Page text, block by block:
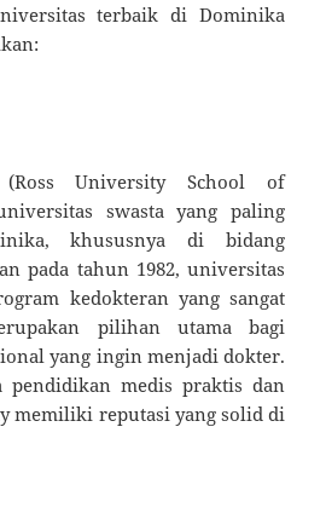
terbaik di Dominika
(Ross University School of
swasta yang paling
khususnya di bidang
pada tahun 1982, universitas
kedokteran yang sangat
pilihan utama bagi
yang ingin menjadi dokter.
pendidikan medis praktis dan
memiliki reputasi yang solid di